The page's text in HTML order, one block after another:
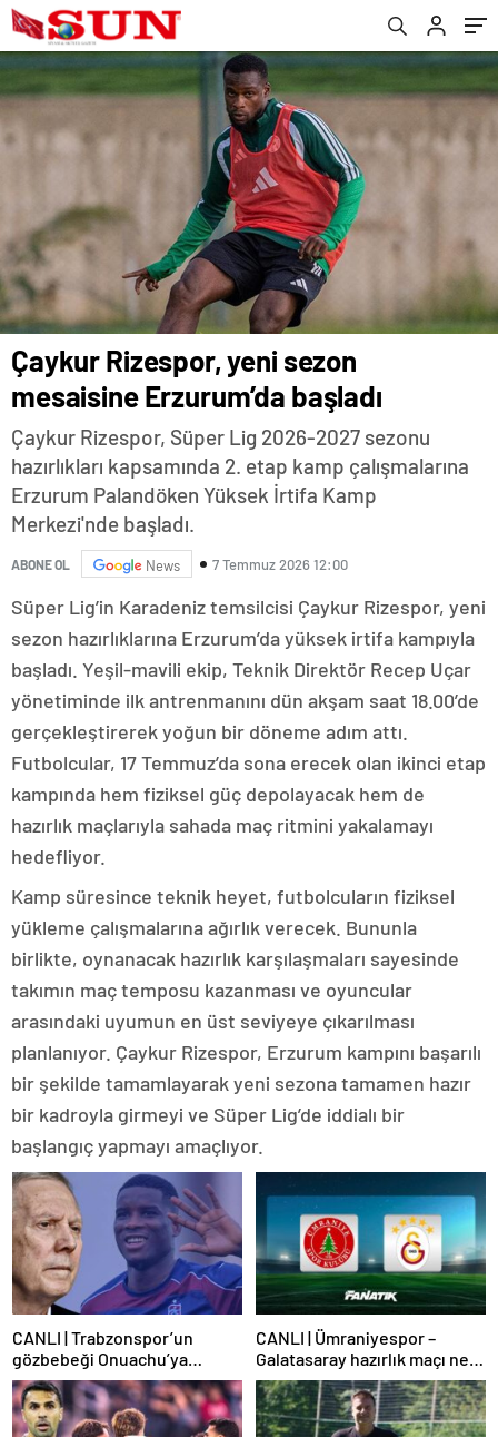
Çaykur Rizespor, yeni sezon
mesaisine Erzurum’da başladı
Çaykur Rizespor, Süper Lig 2026-2027 sezonu
hazırlıkları kapsamında 2. etap kamp çalışmalarına
Erzurum Palandöken Yüksek İrtifa Kamp
Merkezi'nde başladı.
ABONE OL News 7 Temmuz 2026 12:00
Süper Lig’in Karadeniz temsilcisi Çaykur Rizespor, yeni
sezon hazırlıklarına Erzurum’da yüksek irtifa kampıyla
başladı. Yeşil-mavili ekip, Teknik Direktör Recep Uçar
yönetiminde ilk antrenmanını dün akşam saat 18.00’de
gerçekleştirerek yoğun bir döneme adım attı.
Futbolcular, 17 Temmuz’da sona erecek olan ikinci etap
kampında hem fiziksel güç depolayacak hem de
hazırlık maçlarıyla sahada maç ritmini yakalamayı
hedefliyor.
Kamp süresince teknik heyet, futbolcuların fiziksel
yükleme çalışmalarına ağırlık verecek. Bununla
birlikte, oynanacak hazırlık karşılaşmaları sayesinde
takımın maç temposu kazanması ve oyuncular
arasındaki uyumun en üst seviyeye çıkarılması
planlanıyor. Çaykur Rizespor, Erzurum kampını başarılı
bir şekilde tamamlayarak yeni sezona tamamen hazır
bir kadroyla girmeyi ve Süper Lig’de iddialı bir
başlangıç yapmayı amaçlıyor.
CANLI | Trabzonspor’un
gözbebeği Onuachu’ya
Fenerbahçe’den teklif!
Transfer piyasasını
darmaduman eden iddia
CANLI | Ümraniyespor –
Galatasaray hazırlık maçı ne
zaman, saat kaçta hangi
kanalda? Galatasaray maçı
şifresiz mi?
milyon Euro…